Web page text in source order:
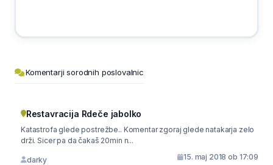
Komentarji sorodnih poslovalnic
Restavracija Rdeče jabolko
Katastrofa glede postrežbe.. Komentar zgoraj glede natakarja zelo
drži. Sicer pa da čakaš 20min n...
darky 15. maj 2018 ob 17:09